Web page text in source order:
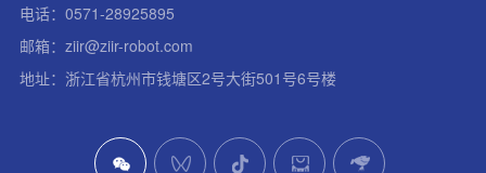
电话：0571-28925895
邮箱：ziir@ziir-robot.com
地址：浙江省杭州市钱塘区2号大街501号6号楼